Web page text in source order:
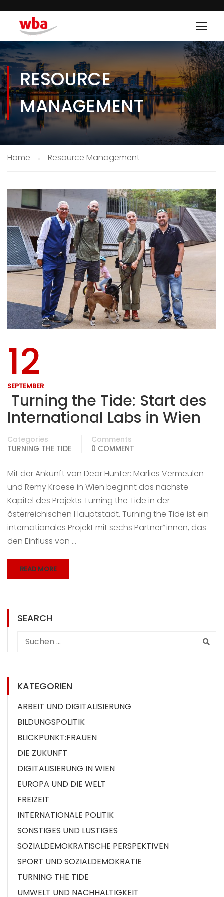
RESOURCE
MANAGEMENT
Home Resource Management
12
SEPTEMBER
Turning the Tide: Start des
International Labs in Wien
Categories
TURNING THE TIDE
Comments
0 COMMENT
Mit der Ankunft von Dear Hunter: Marlies Vermeulen
und Remy Kroese in Wien beginnt das nächste
Kapitel des Projekts Turning the Tide in der
österreichischen Hauptstadt. Turning the Tide ist ein
internationales Projekt mit sechs Partner*innen, das
den Einfluss von …
READ MORE
SEARCH
KATEGORIEN
ARBEIT UND DIGITALISIERUNG
BILDUNGSPOLITIK
BLICKPUNKT:FRAUEN
DIE ZUKUNFT
DIGITALISIERUNG IN WIEN
EUROPA UND DIE WELT
FREIZEIT
INTERNATIONALE POLITIK
SONSTIGES UND LUSTIGES
SOZIALDEMOKRATISCHE PERSPEKTIVEN
SPORT UND SOZIALDEMOKRATIE
TURNING THE TIDE
UMWELT UND NACHHALTIGKEIT